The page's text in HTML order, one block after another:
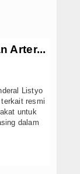
Arter...
Listyo
resmi
untuk
dalam